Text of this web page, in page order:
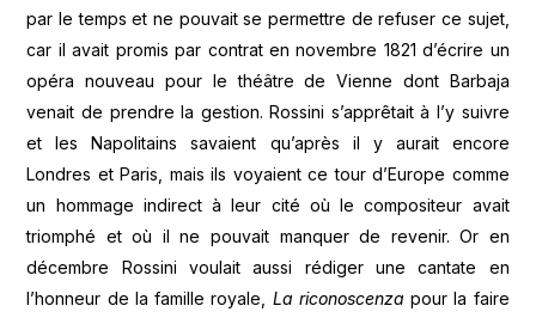
par le temps et ne pouvait se permettre de refuser ce sujet,
car il avait promis par contrat en novembre 1821 d’écrire un
opéra nouveau pour le théâtre de Vienne dont Barbaja
venait de prendre la gestion. Rossini s’apprêtait à l’y suivre
et les Napolitains savaient qu’après il y aurait encore
Londres et Paris, mais ils voyaient ce tour d’Europe comme
un hommage indirect à leur cité où le compositeur avait
triomphé et où il ne pouvait manquer de revenir. Or en
décembre Rossini voulait aussi rédiger une cantate en
l’honneur de la famille royale, La riconoscenza pour la faire